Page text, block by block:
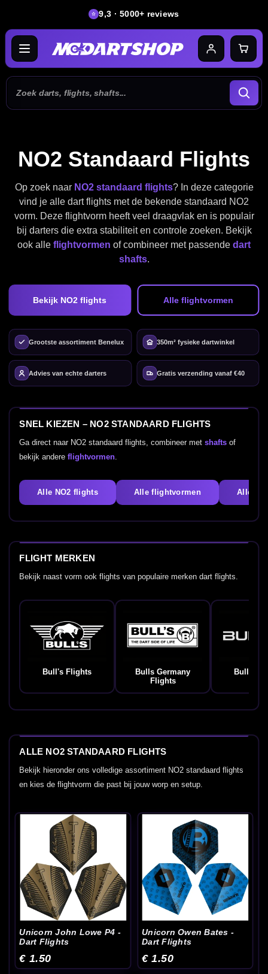
9,3 · 5000+ reviews
NO2 Standaard Flights
Op zoek naar NO2 standaard flights? In deze categorie
vind je alle dart flights met de bekende standaard NO2
vorm. Deze flightvorm heeft veel draagvlak en is populair
bij darters die extra stabiliteit en controle zoeken. Bekijk
ook alle flightvormen of combineer met passende dart
shafts.
Bekijk NO2 flights Alle flightvormen
Grootste assortiment Benelux 350m² fysieke dartwinkel
Advies van echte darters Gratis verzending vanaf €40
SNEL KIEZEN – NO2 STANDAARD FLIGHTS
Ga direct naar NO2 standaard flights, combineer metshafts of
bekijk andereflightvormen.
Alle NO2 flights Alle flightvormen Alle
FLIGHT MERKEN
Bekijk naast vorm ook flights van populaire merken dart flights.
Bull's Flights
Bulls Germany
Flights
Bullet
ALLE NO2 STANDAARD FLIGHTS
Bekijk hieronder ons volledige assortiment NO2 standaard flights
en kies de flightvorm die past bij jouw worp en setup.
Unicorn John Lowe P4 -
Dart Flights
€ 1.50
Unicorn Owen Bates -
Dart Flights
€ 1.50